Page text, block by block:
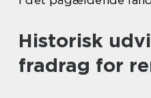
Historisk
fradrag for